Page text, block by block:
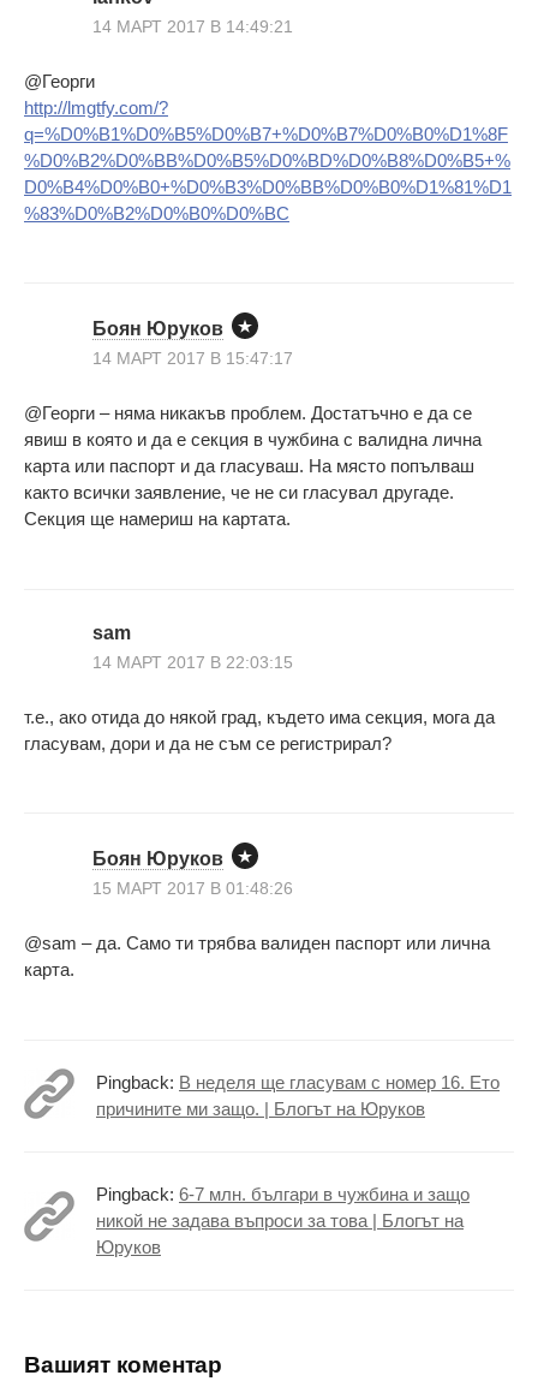
14 МАРТ 2017 В 14:49:21
@Георги
http://lmgtfy.com/?
q=%D0%B1%D0%B5%D0%B7+%D0%B7%D0%B0%D1%8F
%D0%B2%D0%BB%D0%B5%D0%BD%D0%B8%D0%B5+%
D0%B4%D0%B0+%D0%B3%D0%BB%D0%B0%D1%81%D1
%83%D0%B2%D0%B0%D0%BC
Боян Юруков
14 МАРТ 2017 В 15:47:17
@Георги – няма никакъв проблем. Достатъчно е да се
явиш в която и да е секция в чужбина с валидна лична
карта или паспорт и да гласуваш. На място попълваш
както всички заявление, че не си гласувал другаде.
Секция ще намериш на картата.
sam
14 МАРТ 2017 В 22:03:15
т.е., ако отида до някой град, където има секция, мога да
гласувам, дори и да не съм се регистрирал?
Боян Юруков
15 МАРТ 2017 В 01:48:26
@sam – да. Само ти трябва валиден паспорт или лична
карта.
Pingback: В неделя ще гласувам с номер 16. Ето
причините ми защо. | Блогът на Юруков
Pingback: 6-7 млн. българи в чужбина и защо
никой не задава въпроси за това | Блогът на
Юруков
Вашият коментар